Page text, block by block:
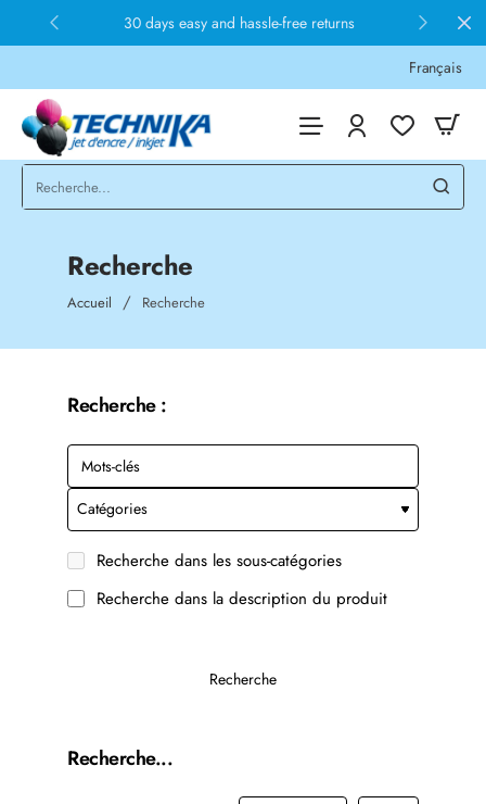
30 days easy and hassle-free returns
Français
Recherche
Accueil homeRecherche
Recherche :
Recherche dans les sous-catégories
Recherche dans la description du produit
Recherche
Recherche...